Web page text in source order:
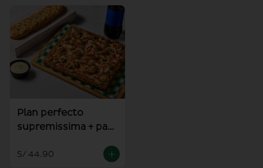
Plan perfecto
supremissima + pan
S/ 44.90